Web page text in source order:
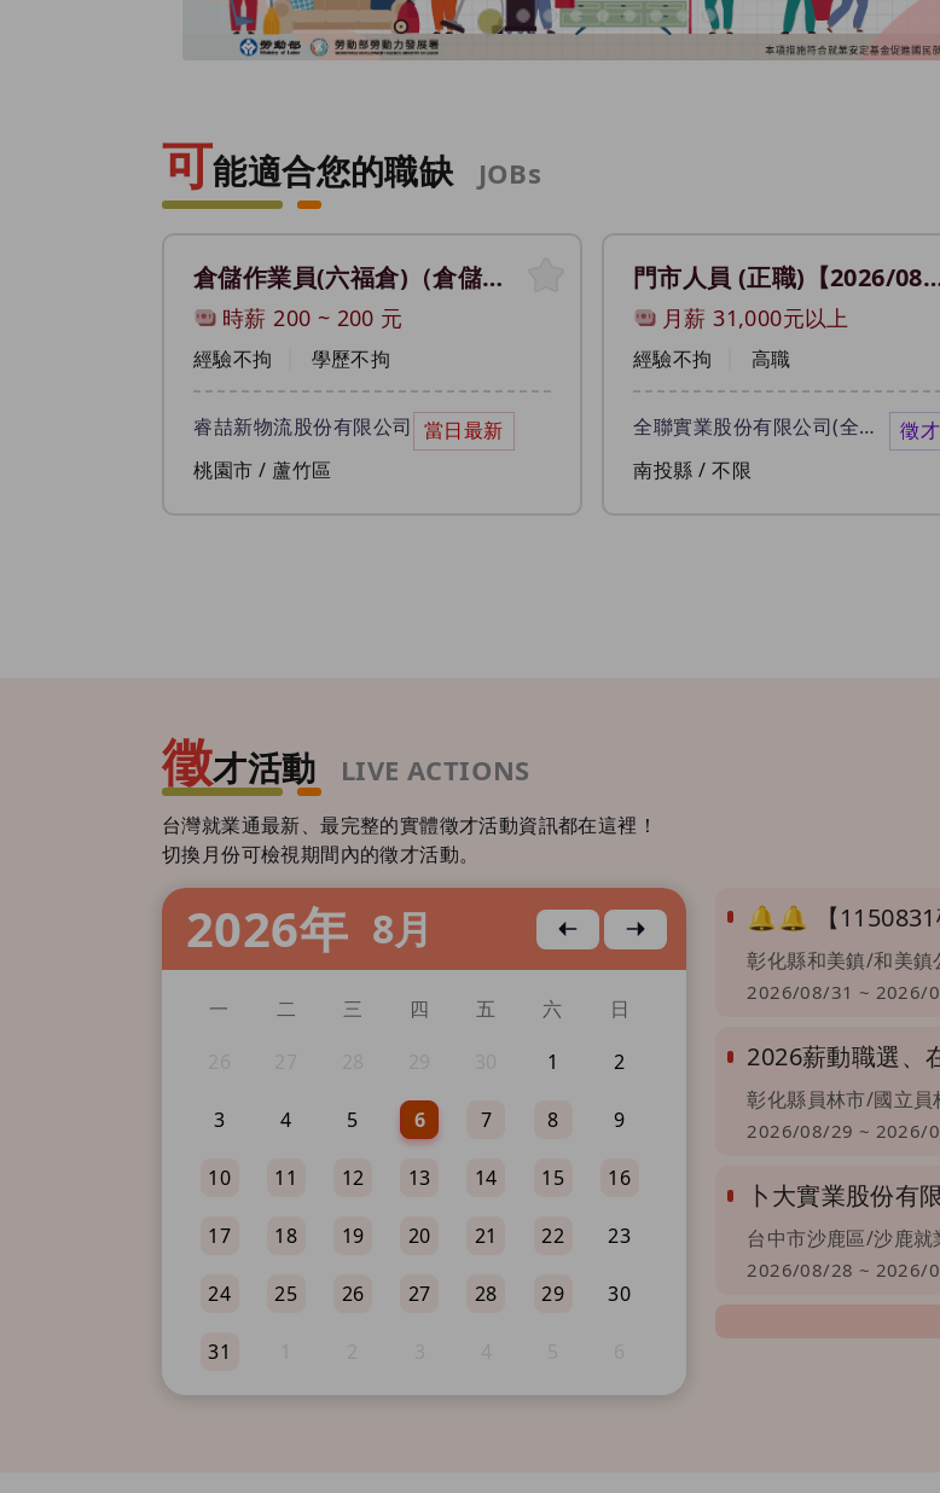
可能適合您的職缺 JOBs
倉儲作業員(六福倉)（倉儲物流人員）
時薪 200 ~ 200 元
經驗不拘 學歷不拘
睿喆新物流股份有限公司 當日最新
桃園市 / 蘆竹區
門市人員 (正職)【2026/08/22~2026/08/22 09:30~12:30 2026「薪馬奔騰・職涯
月薪31,000元以上
經驗不拘 高職
全聯實業股份有限公司(全聯福利中心)
徵
南投縣 / 不限
徵才活動 LIVE ACTIONS
台灣就業通最新、最完整的實體徵才活動資訊都在這裡！
切換月份可檢視期間內的徵才活動。
2026年 8月 上個月 下個月
一 二 三 四 五 六
日
1 2
3 4 5 6 7 8 9
10 11 12 13 14 15 16
17 18 19 20 21 22 23
24 25 26 27 28 29 30
31
🔔🔔 【1150831
彰化縣和美鎮/和美
2026/08/31 ~ 2026/
2026薪動職選、
彰化縣員林市/國立員
2026/08/29 ~ 2026/
卜大實業股份有
台中市沙鹿區/沙鹿就
2026/08/28 ~ 2026/